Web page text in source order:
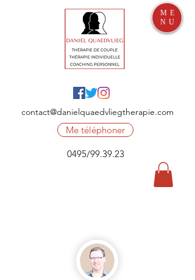
contact@danielquaedvliegtherapie.com
Me téléphoner
0495/99.39.23
ME
NU